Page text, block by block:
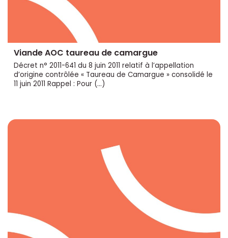
Viande AOC taureau de camargue
Décret n° 2011-641 du 8 juin 2011 relatif à l’appellation
d’origine contrôlée « Taureau de Camargue » consolidé le
11 juin 2011 Rappel : Pour (…)